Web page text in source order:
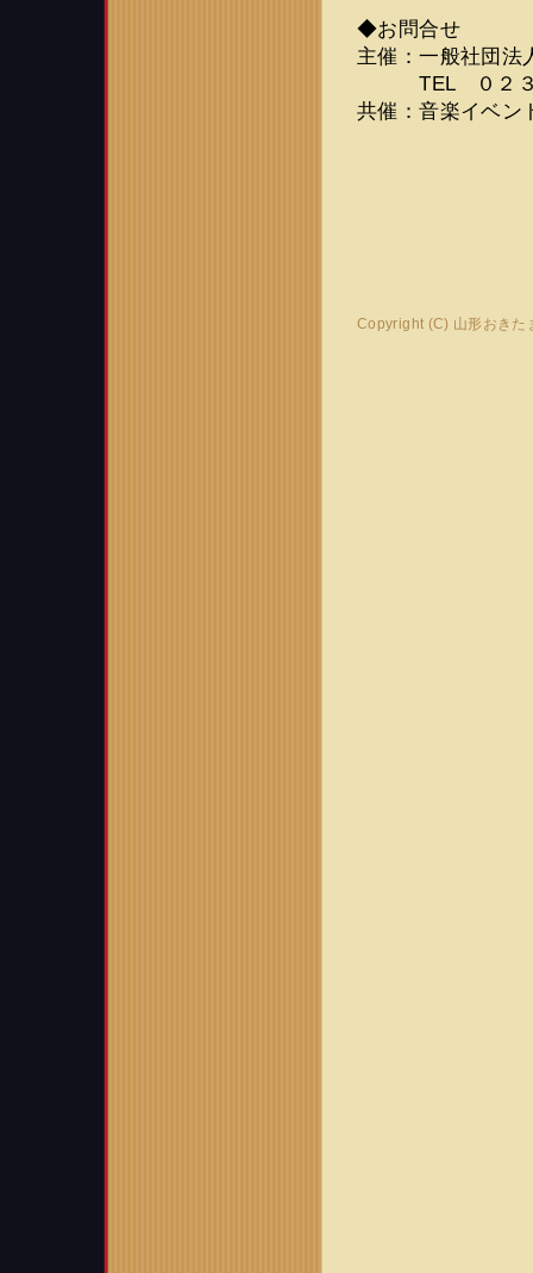
◆お問合せ
主催：一般社団法
TEL ０２３８
共催：音楽イベ
Copyright (C) 山形おき